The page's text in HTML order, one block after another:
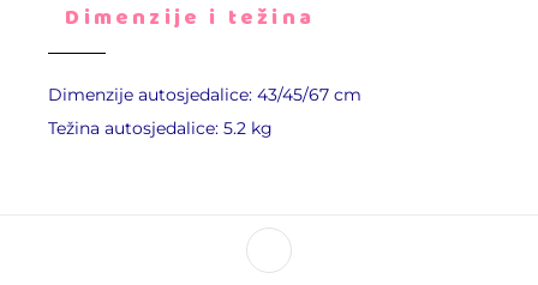
Dimenzije i težina
Dimenzije autosjedalice: 43/45/67 cm
Težina autosjedalice: 5.2 kg